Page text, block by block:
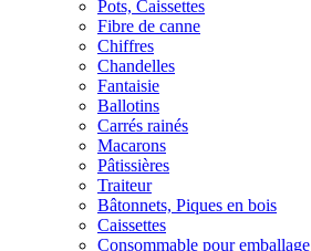
Pots, Caissettes
Fibre de canne
Chiffres
Chandelles
Fantaisie
Ballotins
Carrés rainés
Macarons
Pâtissières
Traiteur
Bâtonnets, Piques en bois
Caissettes
Consommable pour emballage